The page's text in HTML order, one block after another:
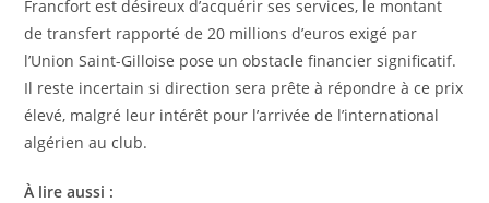
Francfort est désireux d’acquérir ses services, le montant
de transfert rapporté de 20 millions d’euros exigé par
l’Union Saint-Gilloise pose un obstacle financier significatif.
Il reste incertain si direction sera prête à répondre à ce prix
élevé, malgré leur intérêt pour l’arrivée de l’international
algérien au club.
À lire aussi :